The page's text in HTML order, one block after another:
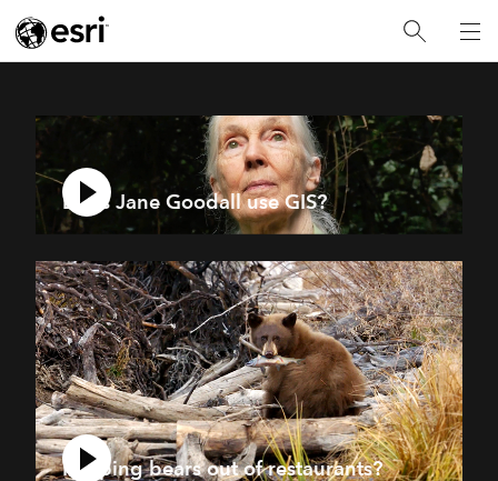
Does Jane Goodall use GIS?
Keeping bears out of restaurants?